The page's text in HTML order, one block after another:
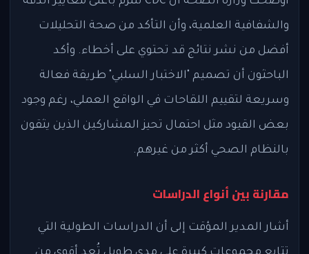
والشفافية العلمية، وأن التأكد من صحة التحليلات
أفضل من نشر نتائج قد تحتوي على أخطاء. وأكد
الباحثون أن تصميم "الاختبار السلبي" طريقة فعالة
وسريعة لتقييم اللقاحات في الواقع العملي، رغم وجود
بعض القيود مثل احتمال تحيز المشاركين الذين يثقون
بالنظام الصحي أكثر من غيرهم.
مقارنة بين أنواع الدراسات
أشار المدير المؤقت إلى أن الدراسات الطولية التي